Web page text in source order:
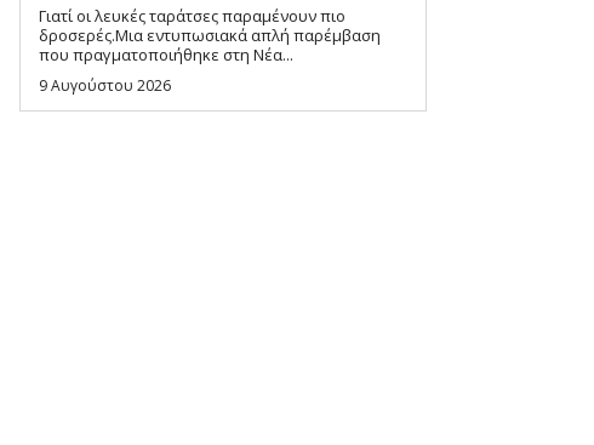
Γιατί οι λευκές ταράτσες παραμένουν πιο
δροσερές.Μια εντυπωσιακά απλή παρέμβαση
που πραγματοποιήθηκε στη Νέα...
9 Αυγούστου 2026